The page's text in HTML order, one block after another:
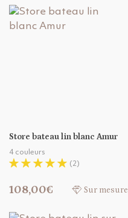
Store bateau lin blanc Amur
4 couleurs
(2)
108,00€ Sur mesure